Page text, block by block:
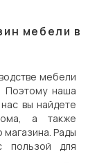
мебели в
мебели
Поэтому наша
вы найдете
а также
Рады
пользой для